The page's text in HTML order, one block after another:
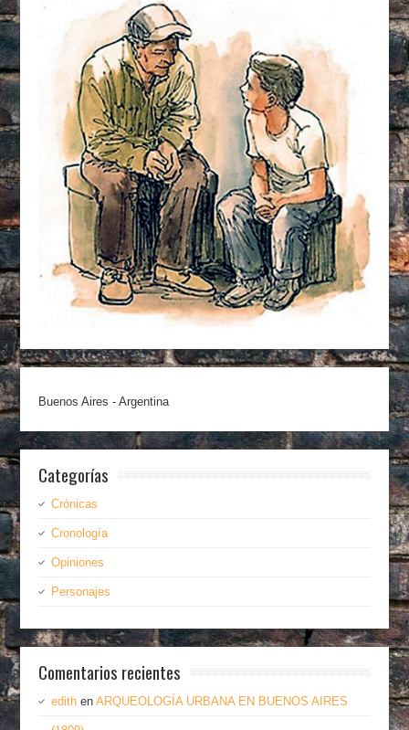
Buenos Aires - Argentina
Categorías
Crónicas
Cronología
Opiniones
Personajes
Comentarios recientes
edith enARQUEOLOGÍA URBANA EN BUENOS AIRES